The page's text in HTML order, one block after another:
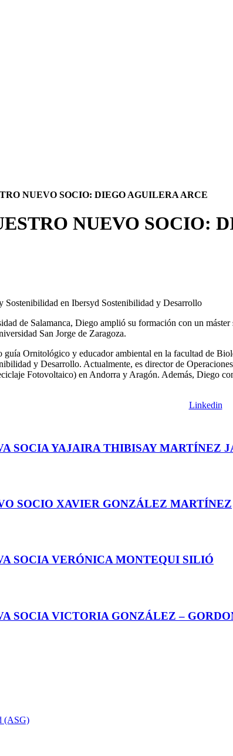
NUEVO SOCIO: DIEGO AGUILERA ARCE
NUEVO SOCIO:
Sostenibilidad en Ibersyd Sostenibilidad y Desarrollo
de Salamanca, Diego amplió su formación con un
San Jorge de Zaragoza.
guía Ornitológico y educador ambiental en la facultad de
y Desarrollo. Actualmente, es director de
Fotovoltaico) en Andorra y Aragón. Además, Diego
Linkedin
SOCIA YAJAIRA THIBISAY MARTÍNEZ
SOCIO XAVIER GONZÁLEZ MARTÍNEZ
SOCIA VERÓNICA MONTEQUI SILIÓ
SOCIA VICTORIA GONZÁLEZ –
(ASG)